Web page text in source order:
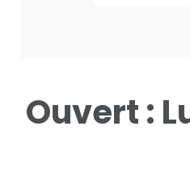
Ouvert :